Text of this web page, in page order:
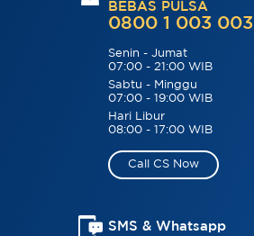
BEBAS PULSA
0800 1 003 003
Senin - Jumat
07:00 - 21:00 WIB
Sabtu - Minggu
07:00 - 19:00 WIB
Hari Libur
08:00 - 17:00 WIB
Call CS Now
SMS & Whatsapp